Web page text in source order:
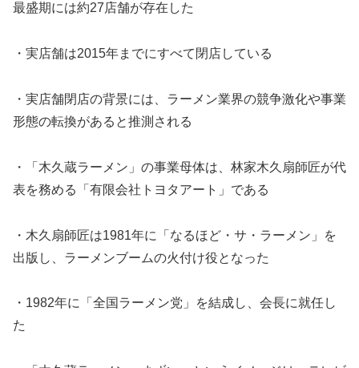
最盛期には約27店舗が存在した
・実店舗は2015年までにすべて閉店している
・実店舗閉店の背景には、ラーメン業界の競争激化や事業
形態の転換があると推測される
・「木久蔵ラーメン」の事業母体は、林家木久扇師匠が代
表を務める「有限会社トヨタアート」である
・木久扇師匠は1981年に「なるほど・サ・ラーメン」を
出版し、ラーメンブームの火付け役となった
・1982年に「全国ラーメン党」を結成し、会長に就任し
た